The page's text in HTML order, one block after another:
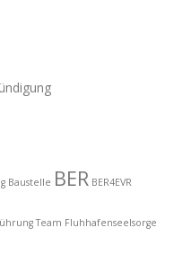
Baustelle BER BER4EVR
Team Fluhhafenseelsorge